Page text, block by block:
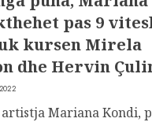
pas 9
kursen Mirela
dhe Hervin
Mariana Kondi,